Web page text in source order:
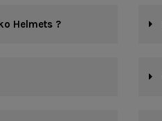
Helmets ?